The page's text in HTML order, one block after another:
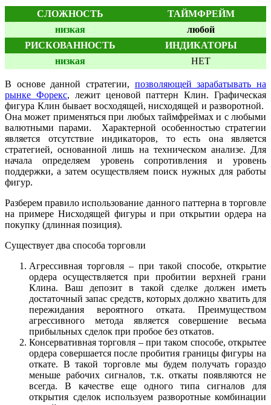
СЛОЖНОСТЬ
ТАЙМФРЕЙМ
низкая
любой
РИСКОВАННОСТЬ
ИНДИКАТОРЫ
низкая
НЕТ
В основе данной стратегии, позволяющей зарабатывать на
рынке Форекс, лежит ценовой паттерн Клин. Графическая
фигура Клин бывает восходящей, нисходящей и разворотной.
Она может применяться при любых таймфреймах и с любыми
валютными парами. Характерной особенностью стратегии
является отсутствие индикаторов, то есть она является
стратегией, основанной лишь на техническом анализе. Для
начала определяем уровень сопротивления и уровень
поддержки, а затем осуществляем поиск нужных для работы
фигур.
Разберем правило использование данного паттерна в торговле
на примере Нисходящей фигуры и при открытии ордера на
покупку (длинная позиция).
Существует два способа торговли
Агрессивная торговля – при такой способе, открытие
ордера осуществляется при пробитии верхней грани
Клина. Ваш депозит в такой сделке должен иметь
достаточный запас средств, которых должно хватить для
пережидания вероятного отката. Преимуществом
агрессивного метода является совершение весьма
прибыльных сделок при пробое без откатов.
Консервативная торговля – при таком способе, открытее
ордера совершается после пробития границы фигуры на
откате. В такой торговле мы будем получать гораздо
меньше рабочих сигналов, т.к. откаты появляются не
всегда. В качестве еще одного типа сигналов для
открытия сделок используем разворотные комбинации